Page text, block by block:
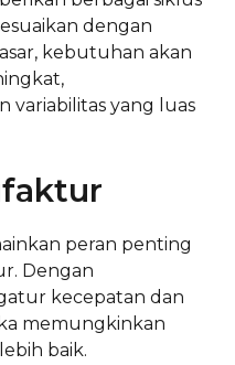
dengan
kebutuhan akan
variabilitas yang luas
peran penting
Dengan
kecepatan dan
memungkinkan
baik.